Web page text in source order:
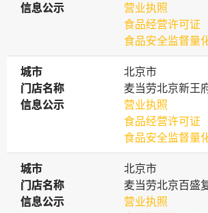
信息公示
信息公示
营业执照
食品经营许可证
食品安全监督量
城市
城市
北京市
门店名称
门店名称
麦当劳北京新王
信息公示
信息公示
营业执照
食品经营许可证
食品安全监督量
城市
城市
北京市
门店名称
门店名称
麦当劳北京百盛
信息公示
信息公示
营业执照